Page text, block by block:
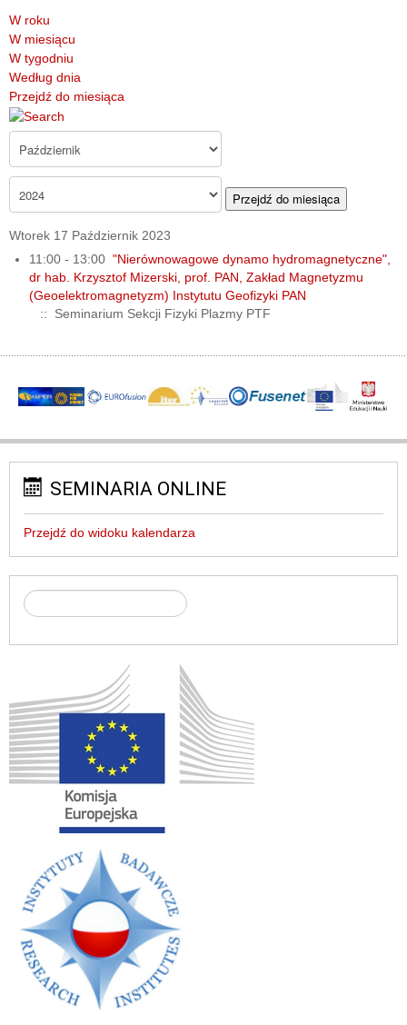
W roku
W miesiącu
W tygodniu
Według dnia
Przejdź do miesiąca
Przejdź do miesiąca
Wtorek 17 Październik 2023
11:00 - 13:00"Nierównowagowe dynamo hydromagnetyczne",
dr hab. Krzysztof Mizerski, prof. PAN, Zakład Magnetyzmu
(Geoelektromagnetyzm) Instytutu Geofizyki PAN
:: Seminarium Sekcji Fizyki Plazmy PTF
SEMINARIA ONLINE
Przejdź do widoku kalendarza